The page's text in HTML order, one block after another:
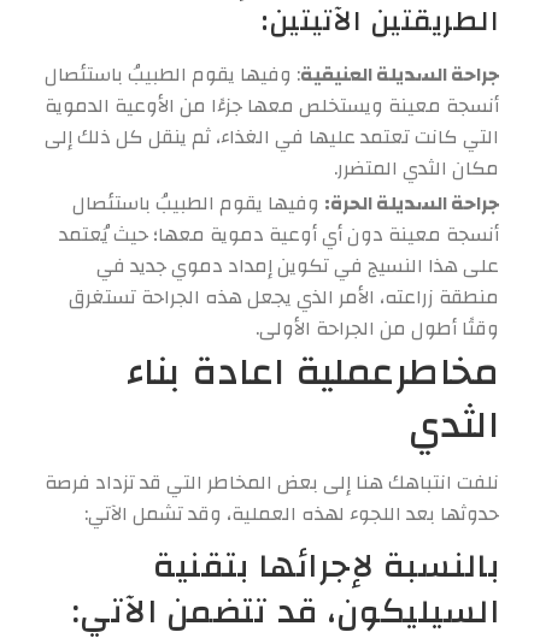
الطريقتين الآتيتين:
جراحة السديلة العنيقية: وفيها يقوم الطبيبُ باستئصال
أنسجة معينة ويستخلص معها جزءًا من الأوعية الدموية
التي كانت تعتمد عليها في الغذاء، ثم ينقل كل ذلك إلى
مكان الثدي المتضرر.
جراحة السديلة الحرة: وفيها يقوم الطبيبُ باستئصال
أنسجة معينة دون أي أوعية دموية معها؛ حيث يُعتمد
على هذا النسيج في تكوين إمداد دموي جديد في
منطقة زراعته، الأمر الذي يجعل هذه الجراحة تستغرق
وقتًا أطول من الجراحة الأولى.
مخاطرعملية اعادة بناء
الثدي
نلفت انتباهك هنا إلى بعض المخاطر التي قد تزداد فرصة
حدوثها بعد اللجوء لهذه العملية، وقد تشمل الآتي:
بالنسبة لإجرائها بتقنية
السيليكون، قد تتضمن الآتي: